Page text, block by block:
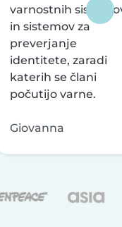
varnostnih
in sistemov za
preverjanje
identitete, zaradi
katerih se člani
počutijo varne.
Giovanna